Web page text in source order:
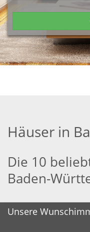
Häuser in
Die 10
Baden-
Unsere